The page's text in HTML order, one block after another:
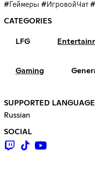
#Геймеры #ИгровойЧат
CATEGORIES
LFG
Gaming
SUPPORTED
Russian
SOCIAL